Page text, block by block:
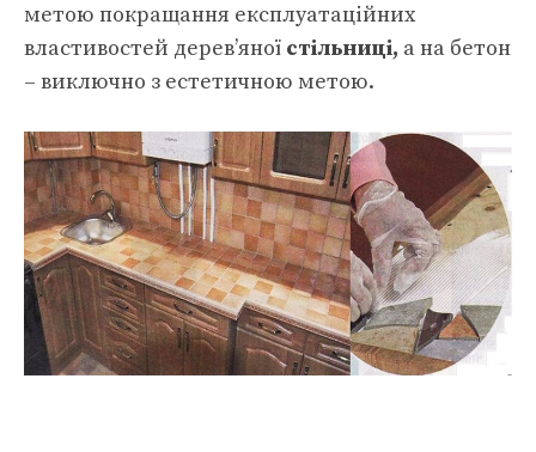
метою покращання експлуатаційних
властивостей дерев’яної стільниці, а на бетон
– виключно з естетичною метою.